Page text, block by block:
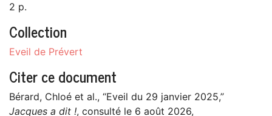
2 p.
Collection
Eveil de Prévert
Citer ce document
Bérard, Chloé et al., “Eveil du 29 janvier 2025,”
Jacques a dit !, consulté le 6 août 2026,